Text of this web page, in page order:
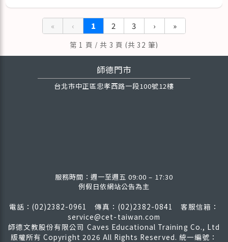
« ‹ 1 2 3 › »
第 1 頁 / 共 3 頁 (共 32 筆)
師德門市
台北市中正區忠孝西路一段100號12樓
服務時間：週一至週五 09:00 – 17:30
例假日依網站公告為主
電話：(02)2382-0961 傳真：(02)2382-0841客服信箱：
service@cet-taiwan.com
師德文教股份有限公司 Caves Educational Training Co., Ltd
版權所有 Copyright 2026 All Rights Reserved. 統一編號：